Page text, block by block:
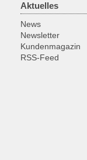
Aktuelles
News
Newsletter
Kundenmagazin
RSS-Feed